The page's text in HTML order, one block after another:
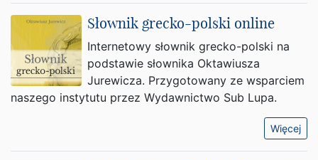
Słownik grecko-polski online
Internetowy słownik grecko-polski na
podstawie słownika Oktawiusza
Jurewicza. Przygotowany ze wsparciem
naszego instytutu przez Wydawnictwo Sub Lupa.
Więcej